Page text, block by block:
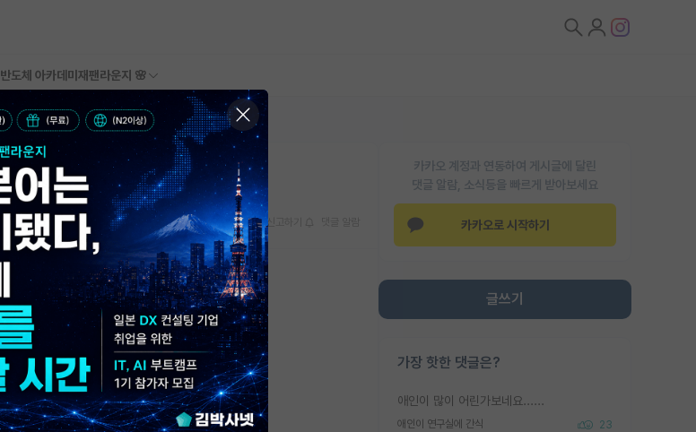
반도체 아카데미 재팬라운지 🌸
카카오 계정과 연동하여 게시글에 달린
댓글 알람, 소식등을 빠르게 받아보세요
카카오로 시작하기
글쓰기
가장 핫한 댓글은?
애인이 많이 어린가보네요......
애인이 연구실에 간식 23
스크랩 신고하기